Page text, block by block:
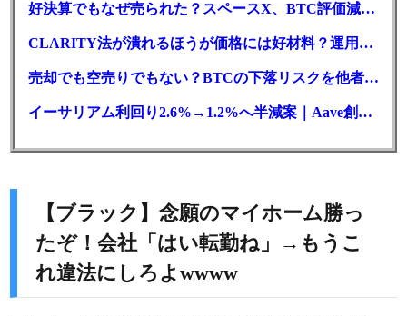
好決算でもなぜ売られた？スペースX、BTC評価減と9億株の解禁
CLARITY法が潰れるほうが価格には好材料？運用大手が異例の指摘
売却でも空売りでもない？BTCの下落リスクを他者に渡す手法
イーサリアム利回り2.6%→1.2%へ半減案｜Aave創業者「有害」と警告
【ブラック】念願のマイホーム勝っ
たぞ！会社「はい転勤ね」→もうこ
れ違法にしろよwwww